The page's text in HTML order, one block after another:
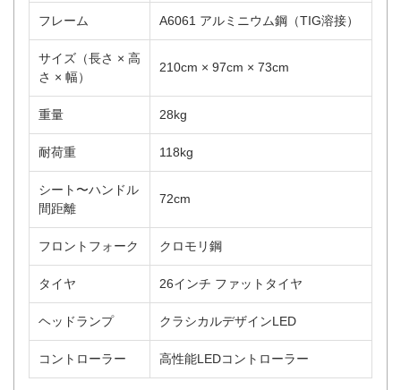
フレーム A6061 アルミニウム鋼（TIG溶接）
サイズ（長さ × 高
さ × 幅）
210cm × 97cm × 73cm
重量 28kg
耐荷重 118kg
シート〜ハンドル
間距離
72cm
フロントフォーク クロモリ鋼
タイヤ 26インチ ファットタイヤ
ヘッドランプ クラシカルデザインLED
コントローラー 高性能LEDコントローラー